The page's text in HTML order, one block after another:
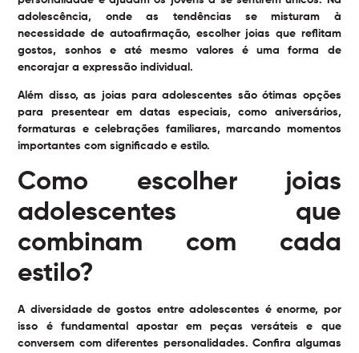
adolescência, onde as tendências se misturam à
necessidade de autoafirmação, escolher joias que reflitam
gostos, sonhos e até mesmo valores é uma forma de
encorajar a expressão individual.
Além disso, as joias para adolescentes são ótimas opções
para presentear em datas especiais, como aniversários,
formaturas e celebrações familiares, marcando momentos
importantes com significado e estilo.
Como escolher joias
adolescentes que
combinam com cada
estilo?
A diversidade de gostos entre adolescentes é enorme, por
isso é fundamental apostar em peças versáteis e que
conversem com diferentes personalidades. Confira algumas